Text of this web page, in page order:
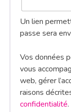
Un lien
passe sera
Vos données
vous
web, gérer
raisons
confidentialité.